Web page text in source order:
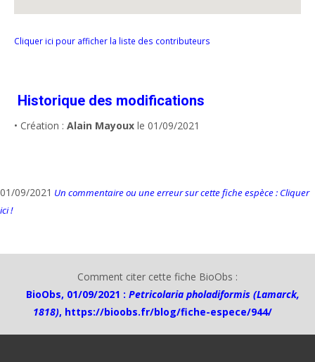
Cliquer ici pour afficher la liste des contributeurs
Historique des modifications
• Création : Alain Mayoux le 01/09/2021
01/09/2021 Un commentaire ou une erreur sur cette fiche espèce : Cliquer
ici !
Comment citer cette fiche BioObs :
BioObs, 01/09/2021 : Petricolaria pholadiformis (Lamarck,
1818), https://bioobs.fr/blog/fiche-espece/944/